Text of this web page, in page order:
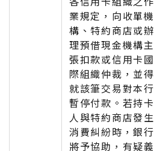
業規定，向收單機
構、特約商店或辦
理預借現金機構主
張扣款或信用卡國
際組織仲裁，並得
就該筆交易對本行
暫停付款。若持卡
人與特約商店發生
消費糾紛時，銀行
將予協助，有疑義